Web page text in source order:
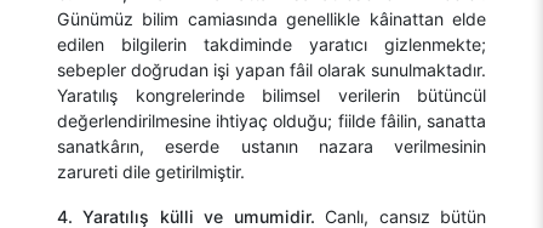
Günümüz bilim camiasında genellikle kâinattan elde
edilen bilgilerin takdiminde yaratıcı gizlenmekte;
sebepler doğrudan işi yapan fâil olarak sunulmaktadır.
Yaratılış kongrelerinde bilimsel verilerin bütüncül
değerlendirilmesine ihtiyaç olduğu; fiilde fâilin, sanatta
sanatkârın, eserde ustanın nazara verilmesinin
zarureti dile getirilmiştir.
4. Yaratılış külli ve umumidir. Canlı, cansız bütün